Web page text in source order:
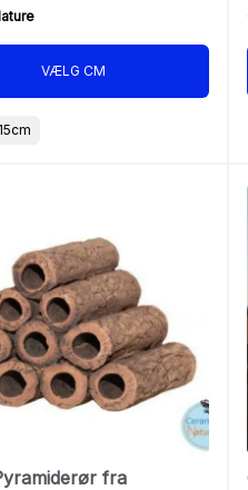
VÆLG CM
15cm
fra